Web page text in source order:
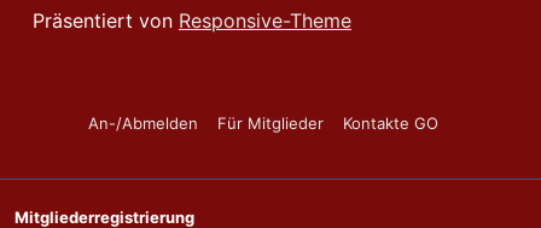
Präsentiert von Responsive-Theme
Footer-
An-/Abmelden Für Mitglieder Kontakte GO
Mitgliederregistrierung